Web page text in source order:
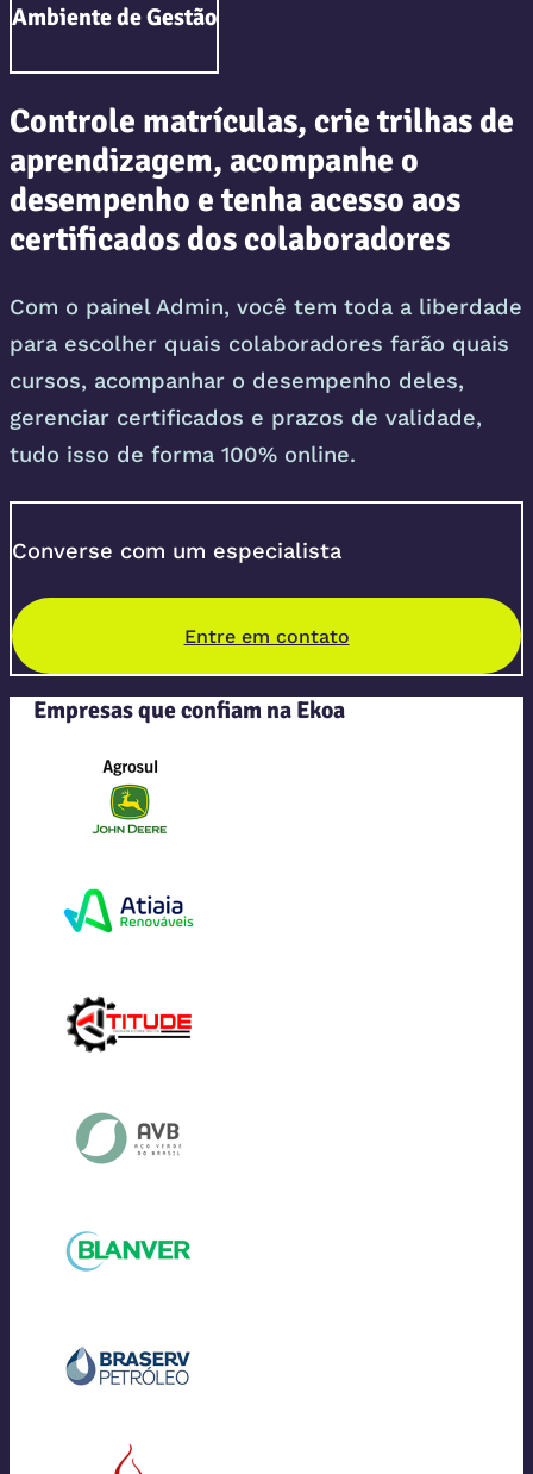
Ambiente de Gestão
Controle matrículas, crie trilhas de
aprendizagem, acompanhe o
desempenho e tenha acesso aos
certificados dos colaboradores
Com o painel Admin, você tem toda a liberdade
para escolher quais colaboradores farão quais
cursos, acompanhar o desempenho deles,
gerenciar certificados e prazos de validade,
tudo isso de forma 100% online.
Converse com um especialista
Entre em contato
Empresas que confiam na Ekoa